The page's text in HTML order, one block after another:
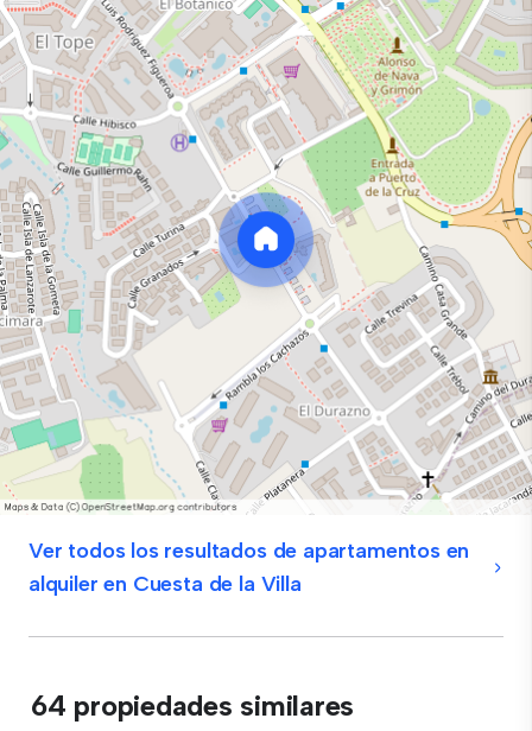
Ver todos los resultados de apartamentos en
alquiler en Cuesta de la Villa
64 propiedades similares